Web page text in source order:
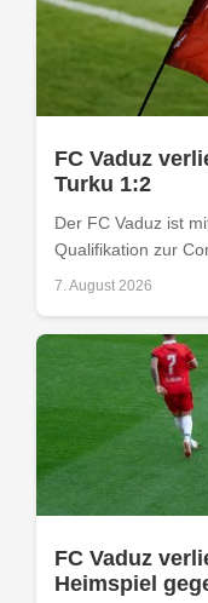
FC Vaduz
Turku 1:2
Der FC Vaduz ist
Qualifikation zur
7. August 2026
FC Vaduz
Heimspiel